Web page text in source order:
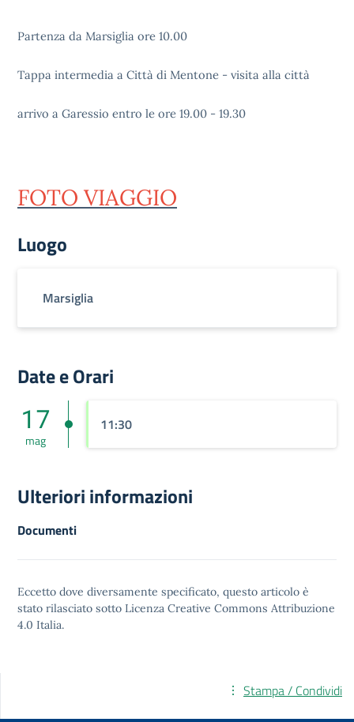
Partenza da Marsiglia ore 10.00
Tappa intermedia a Città di Mentone - visita alla città
arrivo a Garessio entro le ore 19.00 - 19.30
FOTO VIAGGIO
Luogo
Marsiglia
Date e Orari
17
mag
11:30
Ulteriori informazioni
Documenti
Eccetto dove diversamente specificato, questo articolo è
stato rilasciato sotto Licenza Creative Commons Attribuzione
4.0 Italia.
Stampa / Condividi